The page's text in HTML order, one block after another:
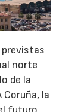
norte
de la
Coruña, la